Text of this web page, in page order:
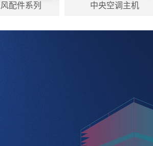
配件系列 中央空调主机